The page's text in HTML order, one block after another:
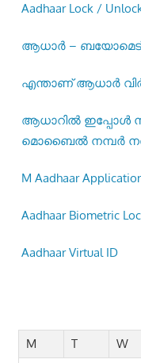
Aadhaar Lock /
ആധാർ –
എന്താണ് ആധാർ
ആധാറിൽ ഇപ്പോൾ
മൊബൈൽ നമ്പർ
M Aadhaar
Aadhaar Biometric
Aadhaar Virtual ID
M
T W